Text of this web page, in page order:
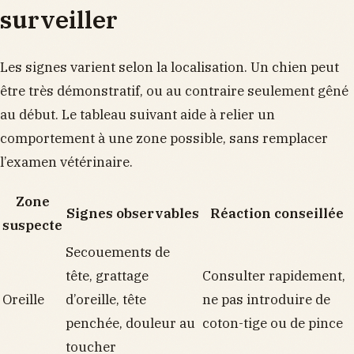
surveiller
Les signes varient selon la localisation. Un chien peut
être très démonstratif, ou au contraire seulement gêné
au début. Le tableau suivant aide à relier un
comportement à une zone possible, sans remplacer
l’examen vétérinaire.
Zone
suspecte
Signes observables Réaction conseillée
Oreille
Secouements de
tête, grattage
d’oreille, tête
penchée, douleur au
toucher
Consulter rapidement,
ne pas introduire de
coton-tige ou de pince